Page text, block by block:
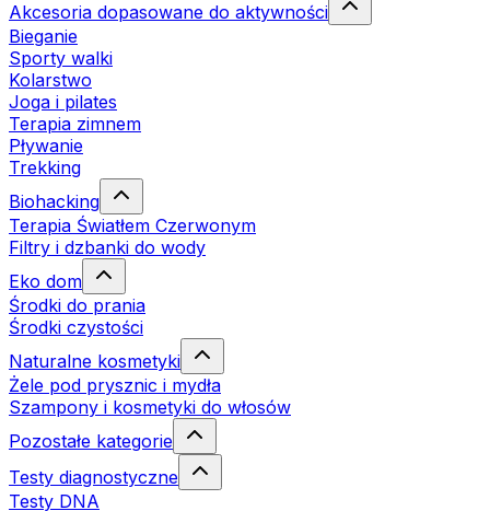
Akcesoria dopasowane do aktywności
Bieganie
Sporty walki
Kolarstwo
Joga i pilates
Terapia zimnem
Pływanie
Trekking
Biohacking
Terapia Światłem Czerwonym
Filtry i dzbanki do wody
Eko dom
Środki do prania
Środki czystości
Naturalne kosmetyki
Żele pod prysznic i mydła
Szampony i kosmetyki do włosów
Pozostałe kategorie
Testy diagnostyczne
Testy DNA